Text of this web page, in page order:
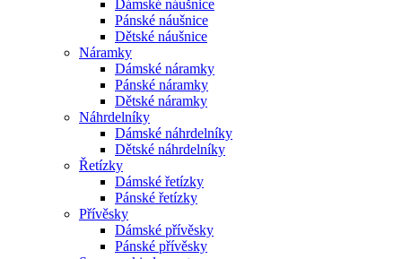
Dámské náušnice
Pánské náušnice
Dětské náušnice
Náramky
Dámské náramky
Pánské náramky
Dětské náramky
Náhrdelníky
Dámské náhrdelníky
Dětské náhrdelníky
Řetízky
Dámské řetízky
Pánské řetízky
Přívěsky
Dámské přívěsky
Pánské přívěsky